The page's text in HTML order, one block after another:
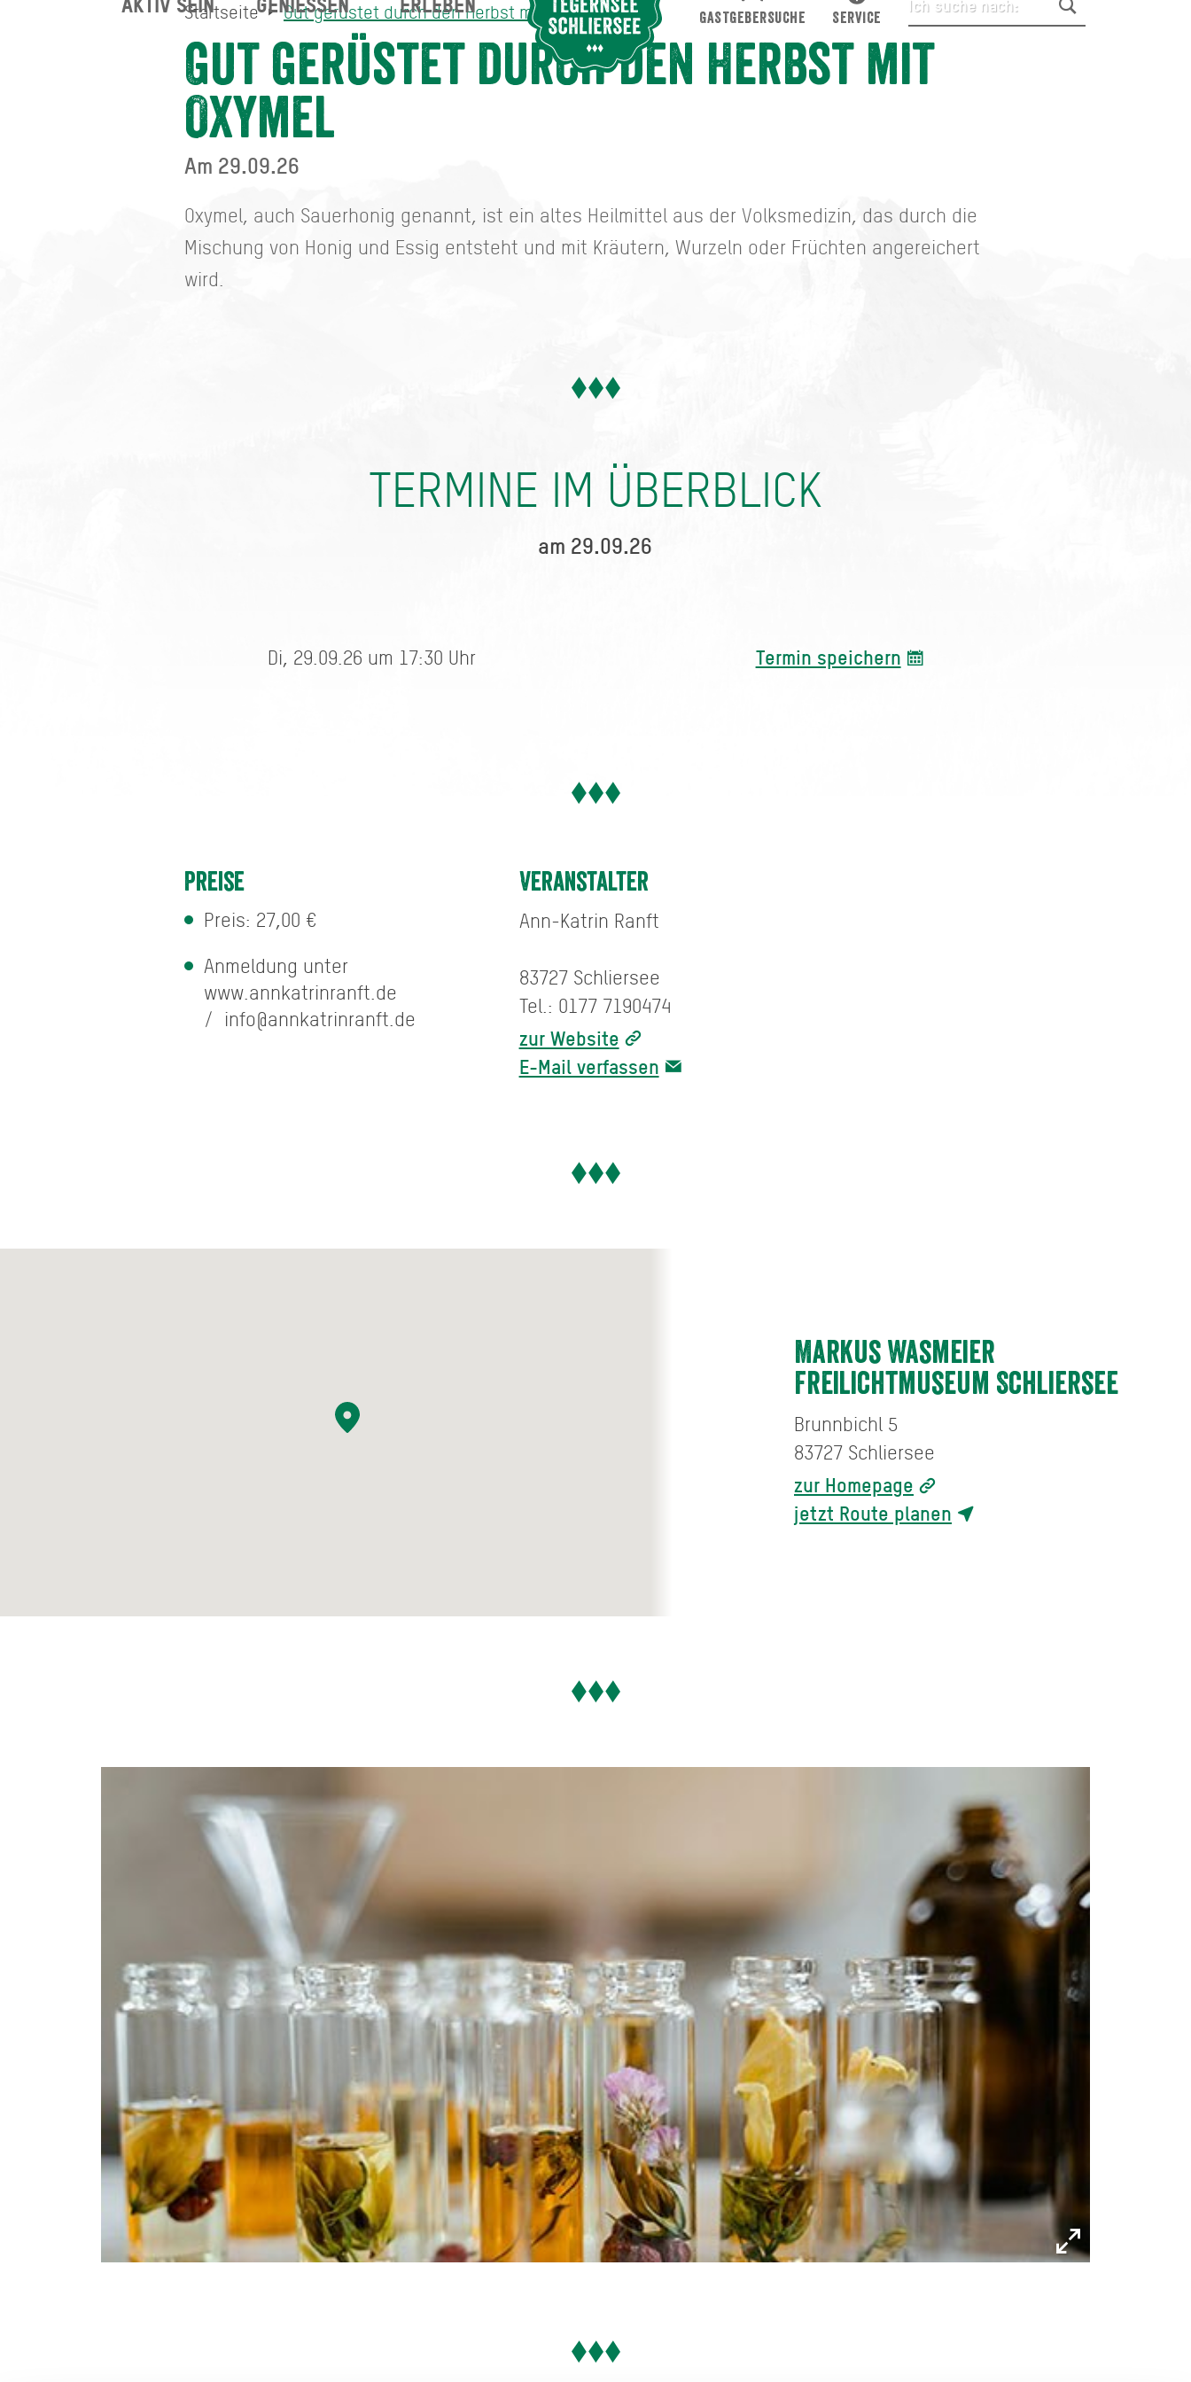
Startseite Gut gerüstet durch den Herbst mit Oxymel
Gut gerüstet durch den Herbst mit
Oxymel
Am 29.09.26
Oxymel, auch Sauerhonig genannt, ist ein altes Heilmittel aus der Volksmedizin, das durch die
Mischung von Honig und Essig entsteht und mit Kräutern, Wurzeln oder Früchten angereichert
wird.
TERMINE IM ÜBERBLICK
am 29.09.26
Di, 29.09.26 um 17:30 Uhr Termin speichern
Preise
Preis: 27,00 €
Anmeldung unter
www.annkatrinranft.de
/ info@annkatrinranft.de
Veranstalter
Ann-Katrin Ranft
83727 Schliersee
Tel.: 0177 7190474
zur Website
E-Mail verfassen
Markus Wasmeier
Freilichtmuseum Schliersee
Brunnbichl 5
83727 Schliersee
zur Homepage
jetzt Route planen
Gut gerüstet durch den Herbst mit Oxymel
AKTIV SEIN GENIESSEN ERLEBEN
GASTGEBERSUCHE SERVICE
Suche abschicken